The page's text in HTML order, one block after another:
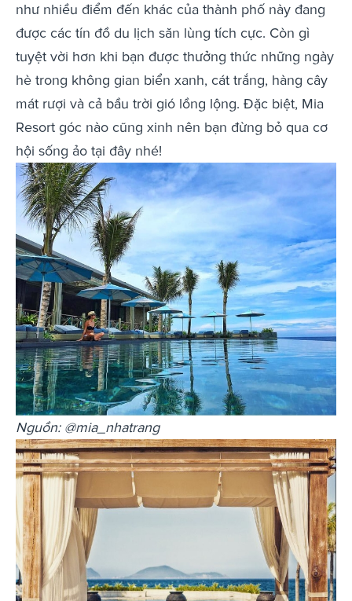
như nhiều điểm đến khác của thành phố này đang
được các tín đồ du lịch săn lùng tích cực. Còn gì
tuyệt vời hơn khi bạn được thưởng thức những ngày
hè trong không gian biển xanh, cát trắng, hàng cây
mát rượi và cả bầu trời gió lồng lộng. Đặc biệt, Mia
Resort góc nào cũng xinh nên bạn đừng bỏ qua cơ
hội sống ảo tại đây nhé!
Nguồn: @mia_nhatrang